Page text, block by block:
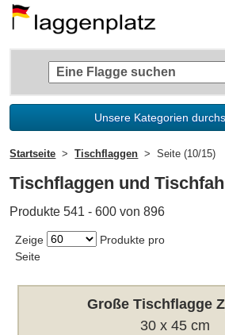
Unsere Kategorien
Startseite Tischflaggen Seite (10/15)
Tischflaggen und
Produkte 541 - 600 von 896
Zeige
Produkte pro
Seite
Große Tischflagge
30 x 45 cm